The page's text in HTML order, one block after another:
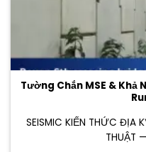
Tường Chắn MSE & Khả
SEISMIC KIẾN THỨC ĐỊA
THUẬT